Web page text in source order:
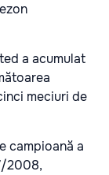
a acumulat
meciuri de
campioană a
2008,